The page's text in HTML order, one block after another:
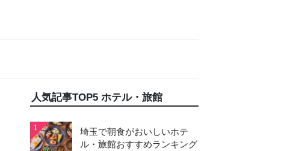
人気記事TOP5 ホテル・旅館
1
埼玉で朝食がおいしいホテ
ル・旅館おすすめランキング